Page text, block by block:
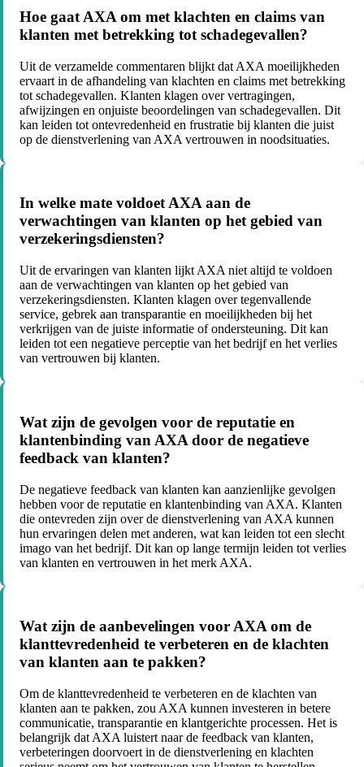
Hoe gaat AXA om met klachten en claims van
klanten met betrekking tot schadegevallen?
Uit de verzamelde commentaren blijkt dat AXA moeilijkheden
ervaart in de afhandeling van klachten en claims met betrekking
tot schadegevallen. Klanten klagen over vertragingen,
afwijzingen en onjuiste beoordelingen van schadegevallen. Dit
kan leiden tot ontevredenheid en frustratie bij klanten die juist
op de dienstverlening van AXA vertrouwen in noodsituaties.
In welke mate voldoet AXA aan de
verwachtingen van klanten op het gebied van
verzekeringsdiensten?
Uit de ervaringen van klanten lijkt AXA niet altijd te voldoen
aan de verwachtingen van klanten op het gebied van
verzekeringsdiensten. Klanten klagen over tegenvallende
service, gebrek aan transparantie en moeilijkheden bij het
verkrijgen van de juiste informatie of ondersteuning. Dit kan
leiden tot een negatieve perceptie van het bedrijf en het verlies
van vertrouwen bij klanten.
Wat zijn de gevolgen voor de reputatie en
klantenbinding van AXA door de negatieve
feedback van klanten?
De negatieve feedback van klanten kan aanzienlijke gevolgen
hebben voor de reputatie en klantenbinding van AXA. Klanten
die ontevreden zijn over de dienstverlening van AXA kunnen
hun ervaringen delen met anderen, wat kan leiden tot een slecht
imago van het bedrijf. Dit kan op lange termijn leiden tot verlies
van klanten en vertrouwen in het merk AXA.
Wat zijn de aanbevelingen voor AXA om de
klanttevredenheid te verbeteren en de klachten
van klanten aan te pakken?
Om de klanttevredenheid te verbeteren en de klachten van
klanten aan te pakken, zou AXA kunnen investeren in betere
communicatie, transparantie en klantgerichte processen. Het is
belangrijk dat AXA luistert naar de feedback van klanten,
verbeteringen doorvoert in de dienstverlening en klachten